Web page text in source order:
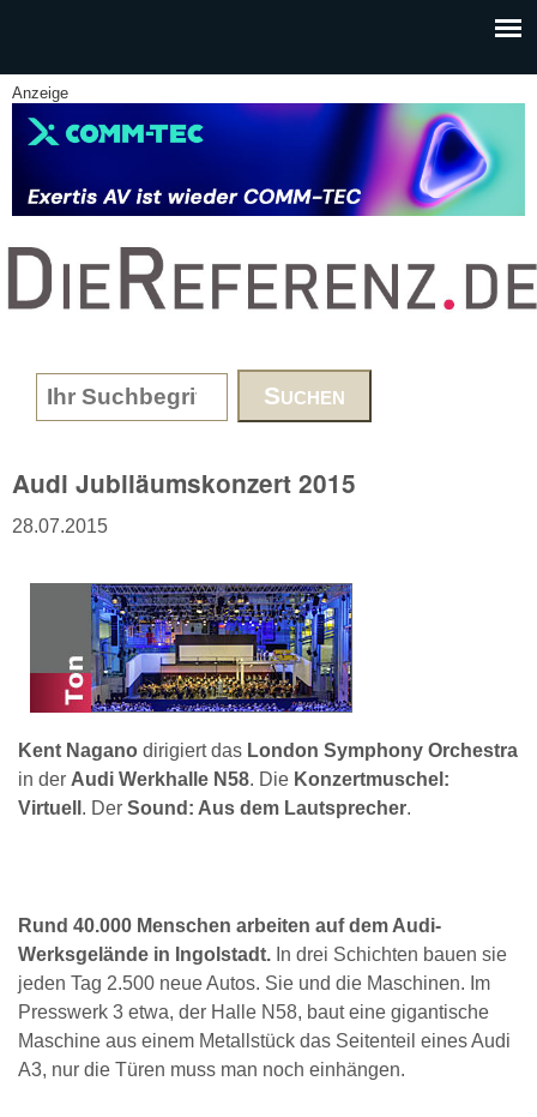
Anzeige
www.DieReferenz.de
Search form
Audi Jubiläumskonzert 2015
28.07.2015
Kent Nagano dirigiert das London Symphony Orchestra
in der Audi Werkhalle N58. Die Konzertmuschel:
Virtuell . Der Sound: Aus dem Lautsprecher.
Rund 40.000 Menschen arbeiten auf dem Audi-
Werksgelände in Ingolstadt. In drei Schichten bauen sie
jeden Tag 2.500 neue Autos. Sie und die Maschinen. Im
Presswerk 3 etwa, der Halle N58, baut eine gigantische
Maschine aus einem Metallstück das Seitenteil eines Audi
A3, nur die Türen muss man noch einhängen.